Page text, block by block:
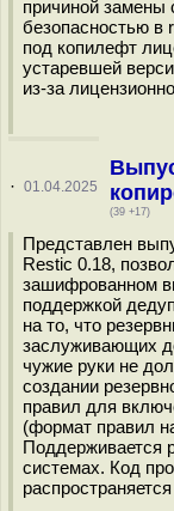
причиной
безопасностью в
под копилефт
устаревшей
из-за
· 01.04.2025
(39 +17)
Представлен
Restic 0.18,
зашифрованном
поддержкой
на то, что
заслуживающих
чужие руки не
создании
правил для
(формат правил
Поддерживается
системах. Код